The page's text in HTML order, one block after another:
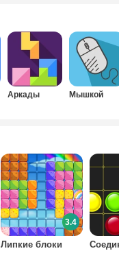
Аркады Мышкой
Липкие блоки
3.4